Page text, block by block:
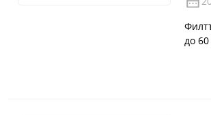
въздухопропускливост, порьозност,
до